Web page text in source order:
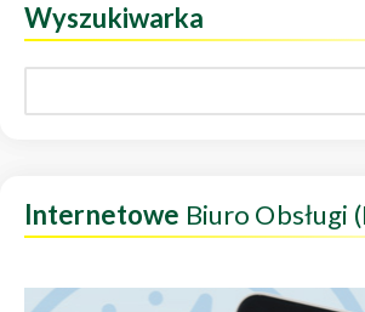
Wyszukiwarka
Internetowe Biuro Obsługi